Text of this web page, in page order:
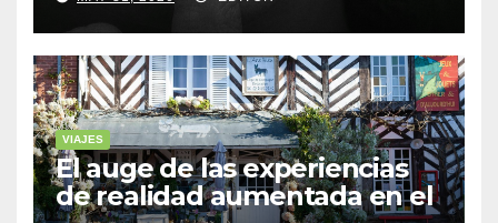
VIAJES
El auge de las experiencias
de realidad aumentada en el